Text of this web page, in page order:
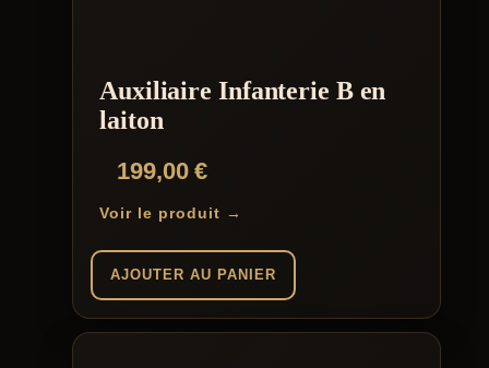
Auxiliaire Infanterie B en
laiton
199,00€
Voir le produit →
AJOUTER AU PANIER